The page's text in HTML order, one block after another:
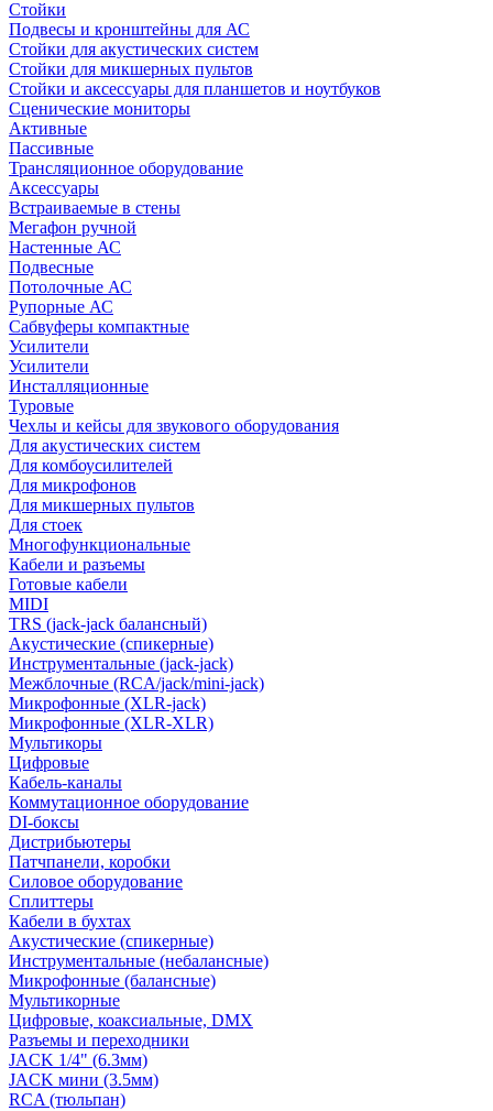
Стойки
Подвесы и кронштейны для АС
Стойки для акустических систем
Стойки для микшерных пультов
Стойки и аксессуары для планшетов и ноутбуков
Сценические мониторы
Активные
Пассивные
Трансляционное оборудование
Аксессуары
Встраиваемые в стены
Мегафон ручной
Настенные АС
Подвесные
Потолочные АС
Рупорные АС
Сабвуферы компактные
Усилители
Усилители
Инсталляционные
Туровые
Чехлы и кейсы для звукового оборудования
Для акустических систем
Для комбоусилителей
Для микрофонов
Для микшерных пультов
Для стоек
Многофункциональные
Кабели и разъемы
Готовые кабели
MIDI
TRS (jack-jack балансный)
Акустические (спикерные)
Инструментальные (jack-jack)
Межблочные (RCA/jack/mini-jack)
Микрофонные (XLR-jack)
Микрофонные (XLR-XLR)
Мультикоры
Цифровые
Кабель-каналы
Коммутационное оборудование
DI-боксы
Дистрибьютеры
Патчпанели, коробки
Силовое оборудование
Сплиттеры
Кабели в бухтах
Акустические (спикерные)
Инструментальные (небалансные)
Микрофонные (балансные)
Мультикорные
Цифровые, коаксиальные, DMX
Разъемы и переходники
JACK 1/4" (6.3мм)
JACK мини (3.5мм)
RCA (тюльпан)